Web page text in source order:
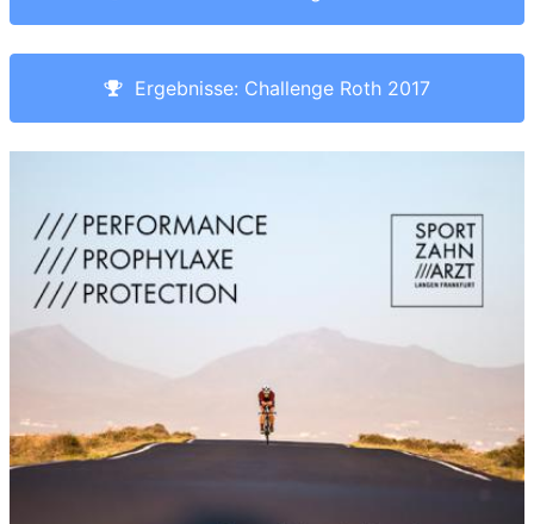
Ergebnisse: Challenge Roth 2017